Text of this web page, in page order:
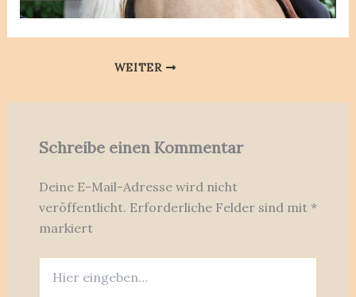
WEITER
Schreibe einen Kommentar
Deine E-Mail-Adresse wird nicht
veröffentlicht. Erforderliche Felder sind mit *
markiert
eingeben…